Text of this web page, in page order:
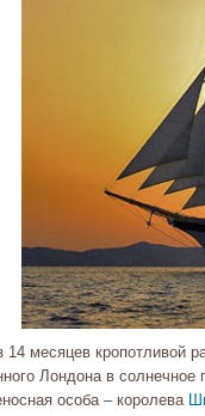
14 месяцев кропотливой
Лондона в солнечное
особа – королева